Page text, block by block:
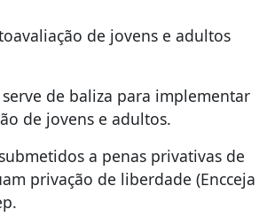
de jovens e adultos
de baliza para implementar
de jovens e adultos.
a penas privativas de
privação de liberdade (Encceja